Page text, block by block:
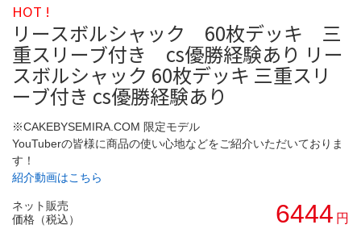
HOT !
リースボルシャック 60枚デッキ 三
重スリーブ付き cs優勝経験あり リー
スボルシャック 60枚デッキ 三重スリ
ーブ付き cs優勝経験あり
※CAKEBYSEMIRA.COM 限定モデル
YouTuberの皆様に商品の使い心地などをご紹介いただいておりま
す！
紹介動画はこちら
ネット販売
価格（税込）
6444 円